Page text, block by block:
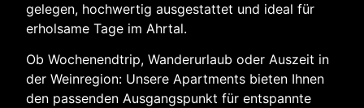
gelegen, hochwertig ausgestattet und ideal für
erholsame Tage im Ahrtal.
Ob Wochenendtrip, Wanderurlaub oder Auszeit in
der Weinregion: Unsere Apartments bieten Ihnen
den passenden Ausgangspunkt für entspannte